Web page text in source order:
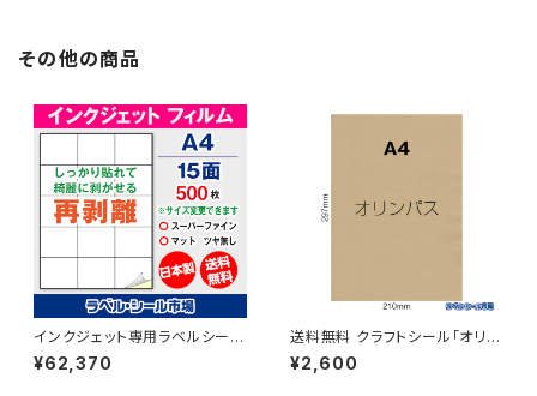
その他の商品
インクジェット専用ラベルシール
フィルム再剥離 A4-15面 500
枚 スーパーファイン T3Y5iDrs
¥62,370
送料無料 クラフトシール「オリン
パス」A4フリーカット100枚
¥2,600